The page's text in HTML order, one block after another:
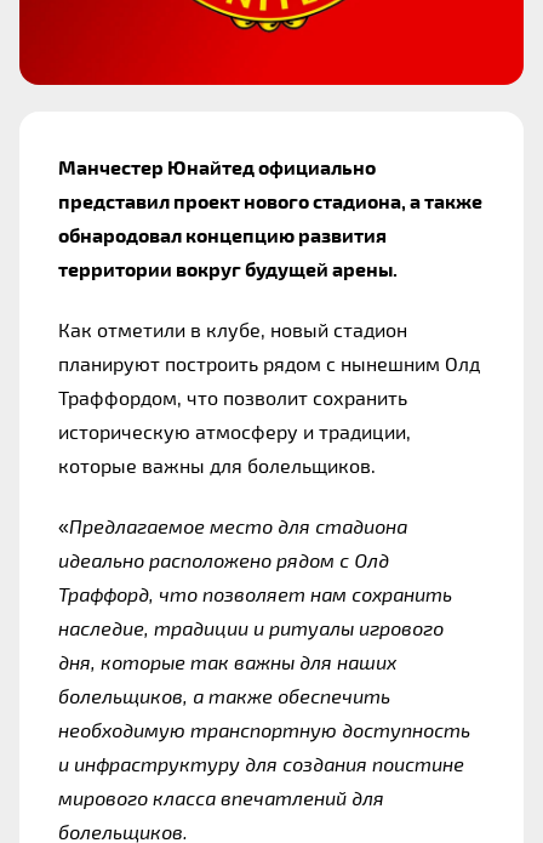
Манчестер Юнайтед официально
представил проект нового стадиона, а также
обнародовал концепцию развития
территории вокруг будущей арены.
Как отметили в клубе, новый стадион
планируют построить рядом с нынешним Олд
Траффордом, что позволит сохранить
историческую атмосферу и традиции,
которые важны для болельщиков.
«Предлагаемое место для стадиона
идеально расположено рядом с Олд
Траффорд, что позволяет нам сохранить
наследие, традиции и ритуалы игрового
дня, которые так важны для наших
болельщиков, а также обеспечить
необходимую транспортную доступность
и инфраструктуру для создания поистине
мирового класса впечатлений для
болельщиков.